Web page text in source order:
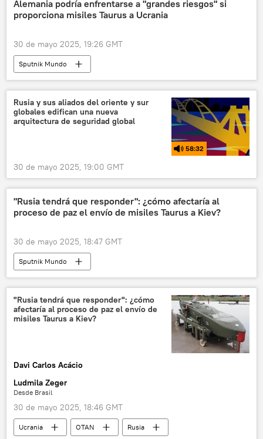
Alemania podría enfrentarse a "grandes riesgos" si
proporciona misiles Taurus a Ucrania
30 de mayo 2025, 19:26 GMT
Sputnik Mundo
Rusia y sus aliados del oriente y sur
globales edifican una nueva
arquitectura de seguridad global
58:32
30 de mayo 2025, 19:00 GMT
"Rusia tendrá que responder": ¿cómo afectaría al
proceso de paz el envío de misiles Taurus a Kiev?
30 de mayo 2025, 18:47 GMT
Sputnik Mundo
"Rusia tendrá que responder": ¿cómo
afectaría al proceso de paz el envío de
misiles Taurus a Kiev?
Davi Carlos Acácio
Ludmila Zeger
Desde Brasil
30 de mayo 2025, 18:46 GMT
Ucrania OTAN Rusia